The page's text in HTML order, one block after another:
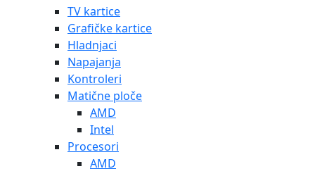
TV kartice
Grafičke kartice
Hladnjaci
Napajanja
Kontroleri
Matične ploče
AMD
Intel
Procesori
AMD